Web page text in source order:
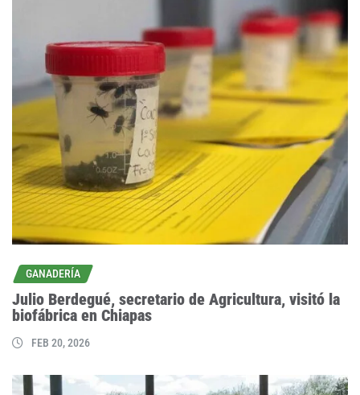
GANADERÍA
Julio Berdegué, secretario de Agricultura, visitó la
biofábrica en Chiapas
FEB 20, 2026